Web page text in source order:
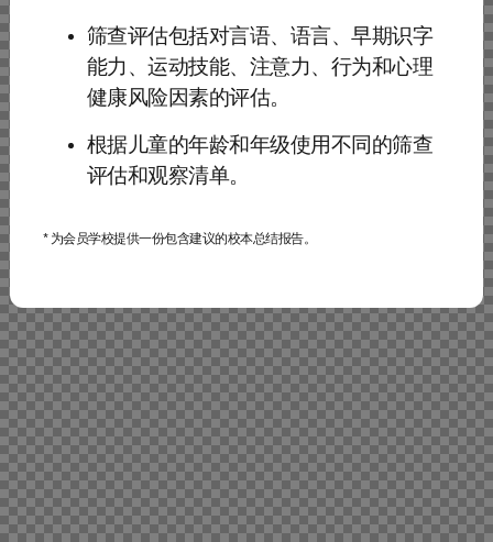
筛查评估包括对言语、语言、早期识字
能力、运动技能、注意力、行为和心理
健康风险因素的评估。
根据儿童的年龄和年级使用不同的筛查
评估和观察清单。
* 为会员学校提供一份包含建议的校本总结报告。